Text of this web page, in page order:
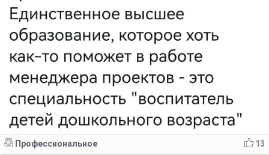
13
Профессиональное